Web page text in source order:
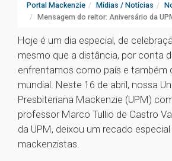
Portal Mackenzie Mídias / Notícias
Mensagem do reitor: Aniversário da
Hoje é um dia especial, de
mesmo que a distância, por conta
enfrentamos como país e também
mundial. Neste 16 de abril, nossa
Presbiteriana Mackenzie (UPM)
professor Marco Tullio de Castro
da UPM, deixou um recado
mackenzistas.